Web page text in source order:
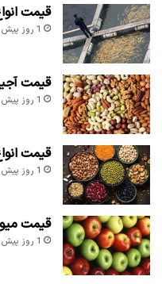
قیمت انواع ماهی
1 روز پیش
قیمت آجیل و
1 روز پیش
قیمت انواع
1 روز پیش
قیمت میوه و تره
1 روز پیش